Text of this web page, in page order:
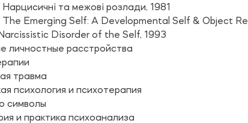
та межові розлади, 1981
Emerging Self: A Developmental Self & Object
Disorder of the Self, 1993
личностные расстройства
травма
психология и психотерапия
символы
и практика психоанализа